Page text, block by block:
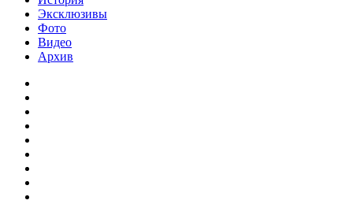
Эксклюзивы
Фото
Видео
Архив